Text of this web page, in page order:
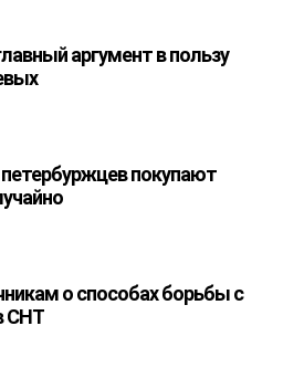
аргумент в пользу
покупают
о способах борьбы с
СНТ